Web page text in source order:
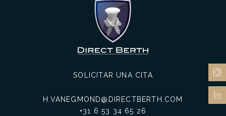
SOLICITAR UNA CITA
H.VANEGMOND@DIRECTBERTH.COM
+31 6 53 34 65 26